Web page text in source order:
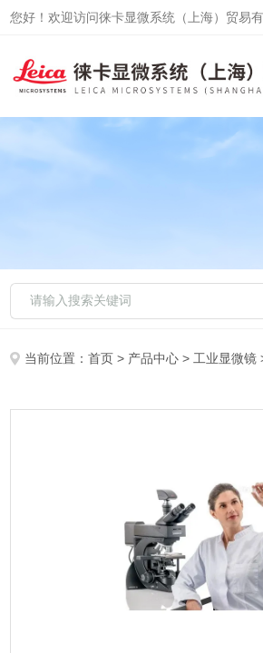
您好！欢迎访问徕卡显微系统（上海）贸易
当前位置：首页 > 产品中心 > 工业显微镜